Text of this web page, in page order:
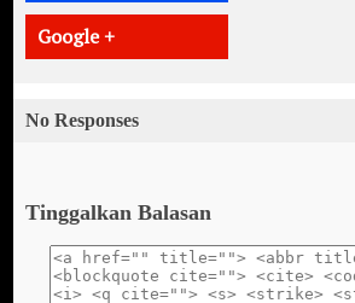
Google +
No Responses
Tinggalkan Balasan